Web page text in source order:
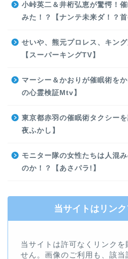
小峠英二＆井桁弘恵が驚愕！
みた！？【ナンテ未来ダ！？首
せいや、熊元プロレス、キン
【スーパーキングTV】
マーシー＆かおりが催眠術を
の心霊検証Mtv】
東京都赤羽の催眠術タクシー
夜ふかし】
モニター隊の女性たちは人混
のか！？【あさパラ!】
当サイトはリン
当サイトは許可なくリンクを
せん。画像のご利用も、該当